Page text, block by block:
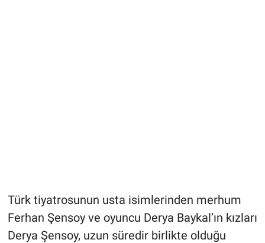
Türk tiyatrosunun usta isimlerinden merhum
Ferhan Şensoy ve oyuncu Derya Baykal’ın kızları
Derya Şensoy, uzun süredir birlikte olduğu